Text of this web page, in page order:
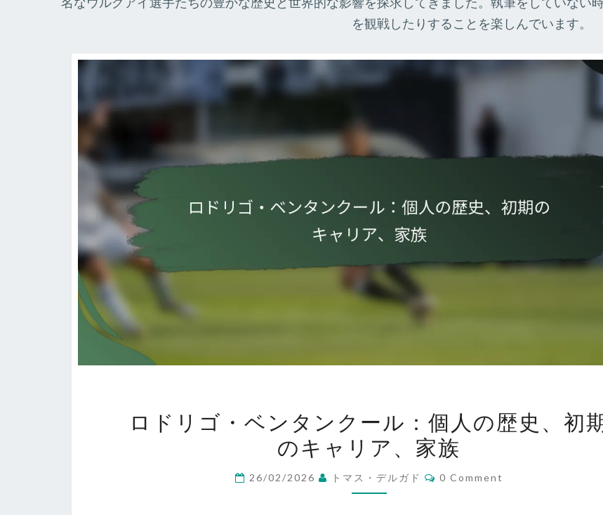
を観戦したりすることを楽しんでいます。
ド
リ
ベ
ロドリゴ・ベンタンクール：個人の歴史、初
のキャリア、家族
26/02/2026 トマス・デルガド Comments
0 Comment